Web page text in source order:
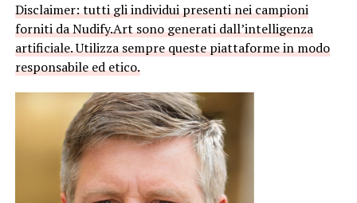
Disclaimer: tutti gli individui presenti nei campioni
forniti da Nudify.Art sono generati dall’intelligenza
artificiale. Utilizza sempre queste piattaforme in modo
responsabile ed etico.